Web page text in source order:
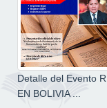
Detalle del Evento
EN BOLIVIA ...